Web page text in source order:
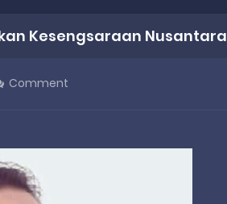
Kesengsaraan Nusantara
Comment